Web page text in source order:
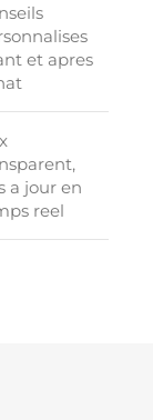
et apres
a jour en
reel